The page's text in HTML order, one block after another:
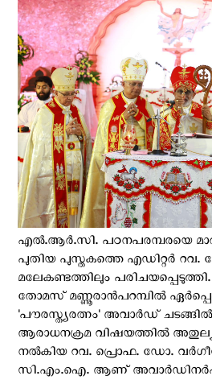
എൽ.ആർ.സി. പഠനപരമ്പരയെ
പുതിയ പുസ്തകത്തെ എഡിറ്റർ
മലേകണ്ടത്തിലും
തോമസ് മണ്ണൂരാൻപറമ്പിൽ
'പൗരസ്ത്യരത്നം' അവാർഡ് ചടങ്ങിൽ
ആരാധനക്രമ വിഷയത്തിൽ
നൽകിയ റവ. പ്രൊഫ. ഡോ.
സി.എം.ഐ. ആണ്